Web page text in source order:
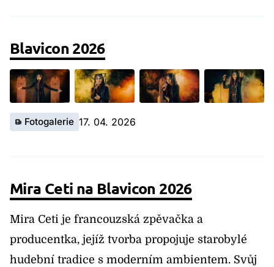
Blavicon 2026
Fotogalerie 17. 04. 2026
Mira Ceti na Blavicon 2026
Mira Ceti je francouzská zpěvačka a
producentka, jejíž tvorba propojuje starobylé
hudební tradice s moderním ambientem. Svůj